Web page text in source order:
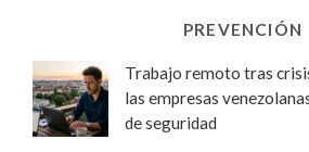
PREVENCIÓN
Trabajo remoto tras
las empresas
de seguridad